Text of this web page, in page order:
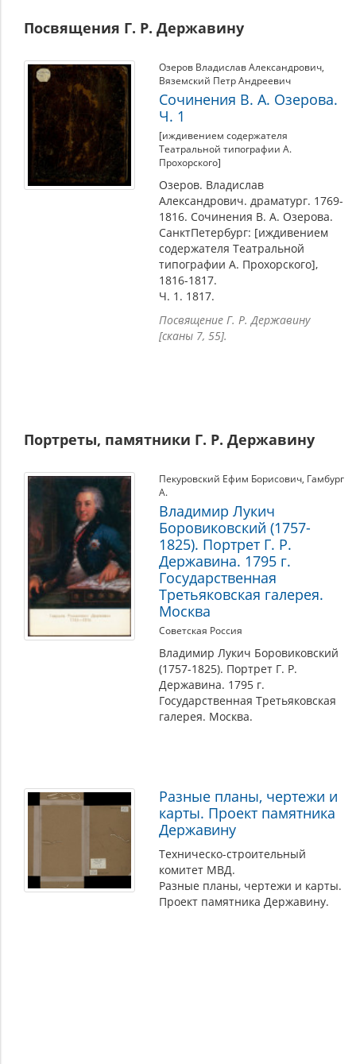
о
Г.
Р.
Державине
Посвящения Г. Р. Державину
Озеров Владислав Александрович,
Вяземский Петр Андреевич
Сочинения В. А. Озерова.
Ч. 1
[иждивением содержателя
Театральной типографии А.
Прохорского]
Озеров. Владислав
Александрович. драматург. 1769-
1816. Сочинения В. А. Озерова.
СанктПетербург: [иждивением
содержателя Театральной
типографии А. Прохорского],
1816-1817.
Ч. 1. 1817.
Посвящение Г. Р. Державину
[сканы 7, 55].
Портреты, памятники Г. Р. Державину
Пекуровский Ефим Борисович, Гамбург
А.
Владимир Лукич
Боровиковский (1757-
1825). Портрет Г. Р.
Державина. 1795 г.
Государственная
Третьяковская галерея.
Москва
Советская Россия
Владимир Лукич Боровиковский
(1757-1825). Портрет Г. Р.
Державина. 1795 г.
Государственная Третьяковская
галерея. Москва.
Разные планы, чертежи и
карты. Проект памятника
Державину
Техническо-строительный
комитет МВД.
Разные планы, чертежи и карты.
Проект памятника Державину.